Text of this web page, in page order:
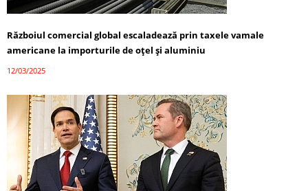
Războiul comercial global escaladează prin taxele vamale
americane la importurile de oțel și aluminiu
12/03/2025